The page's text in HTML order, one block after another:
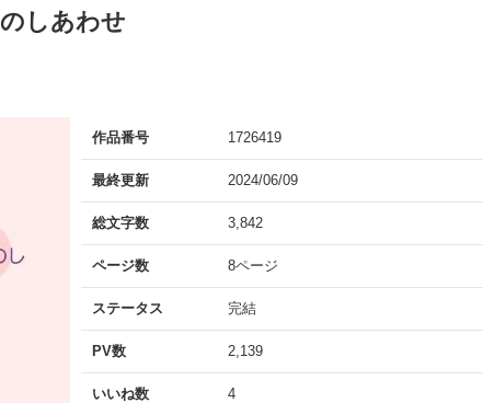
しあわせ
作品番号 1726419
最終更新 2024/06/09
総文字数 3,842
ページ数 8ページ
ステータス 完結
PV数 2,139
いいね数 4